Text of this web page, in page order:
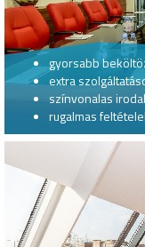
gyorsabb
extra
színvonalas
rugalmas